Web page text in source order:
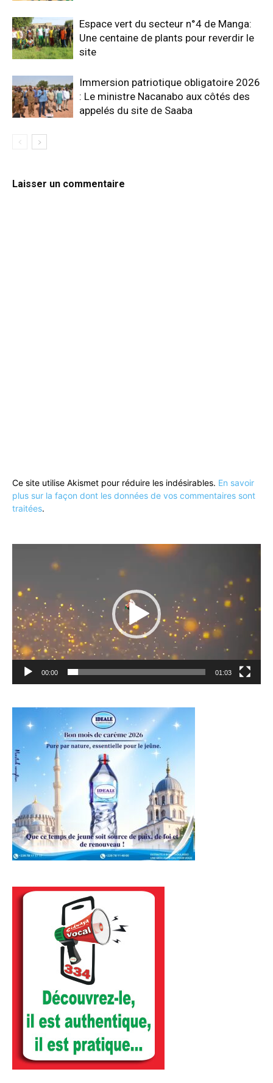
Espace vert du secteur n°4 de Manga:
Une centaine de plants pour reverdir le
site
Immersion patriotique obligatoire 2026
: Le ministre Nacanabo aux côtés des
appelés du site de Saaba
Laisser un commentaire
Ce site utilise Akismet pour réduire les indésirables. En savoir
plus sur la façon dont les données de vos commentaires sont
traitées.
00:00 01:03